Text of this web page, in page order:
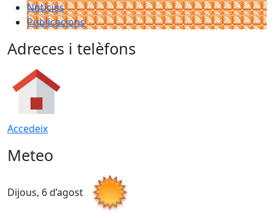
Notícies
Publicacions
Adreces i telèfons
Accedeix
Meteo
Dijous, 6 d’agost